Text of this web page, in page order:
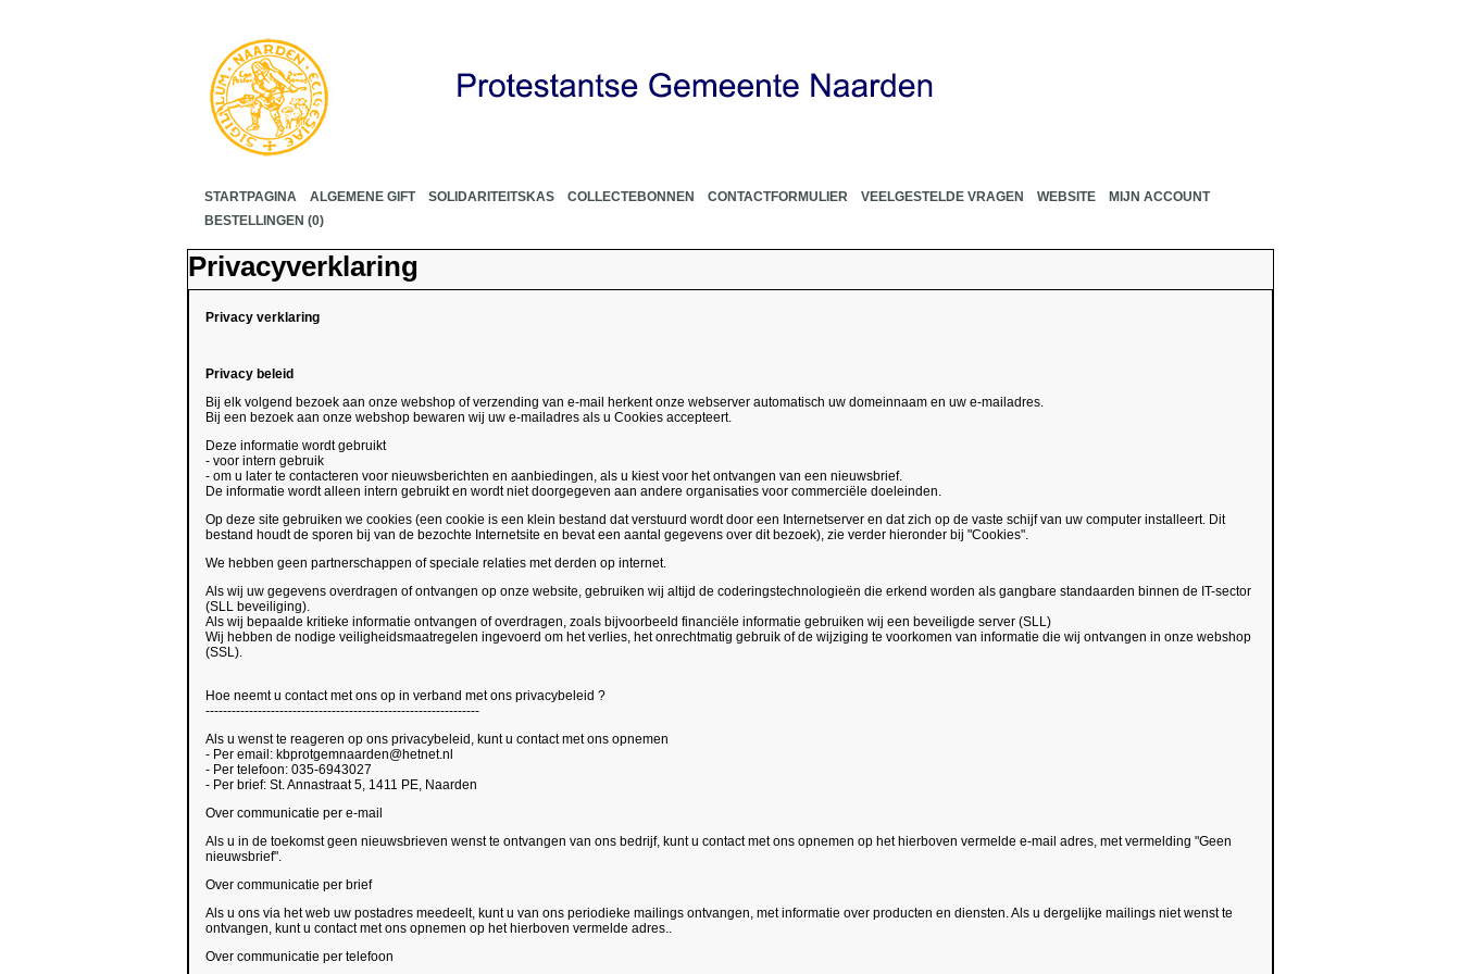
STARTPAGINA ALGEMENE GIFT SOLIDARITEITSKAS COLLECTEBONNEN CONTACTFORMULIER VEELGESTELDE VRAGEN WEBSITE
MIJN ACCOUNT
BESTELLINGEN (0)
Privacyverklaring
Privacy verklaring
Privacy beleid
Bij elk volgend bezoek aan onze webshop of verzending van e-mail herkent onze webserver automatisch uw domeinnaam en uw e-mailadres.
Bij een bezoek aan onze webshop bewaren wij uw e-mailadres als u Cookies accepteert.
Deze informatie wordt gebruikt
- voor intern gebruik
- om u later te contacteren voor nieuwsberichten en aanbiedingen, als u kiest voor het ontvangen van een nieuwsbrief.
De informatie wordt alleen intern gebruikt en wordt niet doorgegeven aan andere organisaties voor commerciële doeleinden.
Op deze site gebruiken we cookies (een cookie is een klein bestand dat verstuurd wordt door een Internetserver en dat zich op de vaste schijf van uw computer installeert. Dit
bestand houdt de sporen bij van de bezochte Internetsite en bevat een aantal gegevens over dit bezoek), zie verder hieronder bij "Cookies".
We hebben geen partnerschappen of speciale relaties met derden op internet.
Als wij uw gegevens overdragen of ontvangen op onze website, gebruiken wij altijd de coderingstechnologieën die erkend worden als gangbare standaarden binnen de IT-sector
(SLL beveiliging).
Als wij bepaalde kritieke informatie ontvangen of overdragen, zoals bijvoorbeeld financiële informatie gebruiken wij een beveiligde server (SLL)
Wij hebben de nodige veiligheidsmaatregelen ingevoerd om het verlies, het onrechtmatig gebruik of de wijziging te voorkomen van informatie die wij ontvangen in onze webshop
(SSL).
Hoe neemt u contact met ons op in verband met ons privacybeleid ?
---------------------------------------------------------------
Als u wenst te reageren op ons privacybeleid, kunt u contact met ons opnemen
- Per email: kbprotgemnaarden@hetnet.nl
- Per telefoon: 035-6943027
- Per brief: St. Annastraat 5, 1411 PE, Naarden
Over communicatie per e-mail
Als u in de toekomst geen nieuwsbrieven wenst te ontvangen van ons bedrijf, kunt u contact met ons opnemen op het hierboven vermelde e-mail adres, met vermelding "Geen
nieuwsbrief".
Over communicatie per brief
Als u ons via het web uw postadres meedeelt, kunt u van ons periodieke mailings ontvangen, met informatie over producten en diensten. Als u dergelijke mailings niet wenst te
ontvangen, kunt u contact met ons opnemen op het hierboven vermelde adres..
Over communicatie per telefoon